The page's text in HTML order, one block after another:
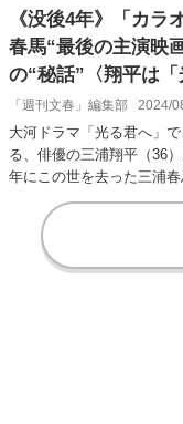
《没後4年》「カ
春馬“最後の主演映
の“秘話”〈翔平は「
「週刊文春」編集部 2024/
大河ドラマ「光る君へ」
る、俳優の三浦翔平（36
年にこの世を去った三浦
画となっ…